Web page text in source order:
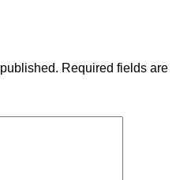
Required fields are